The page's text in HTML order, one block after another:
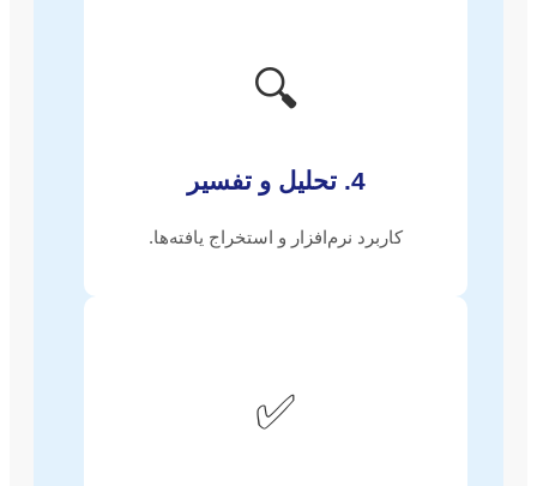
🔍
4. تحلیل و تفسیر
کاربرد نرم‌افزار و استخراج یافته‌ها.
✅